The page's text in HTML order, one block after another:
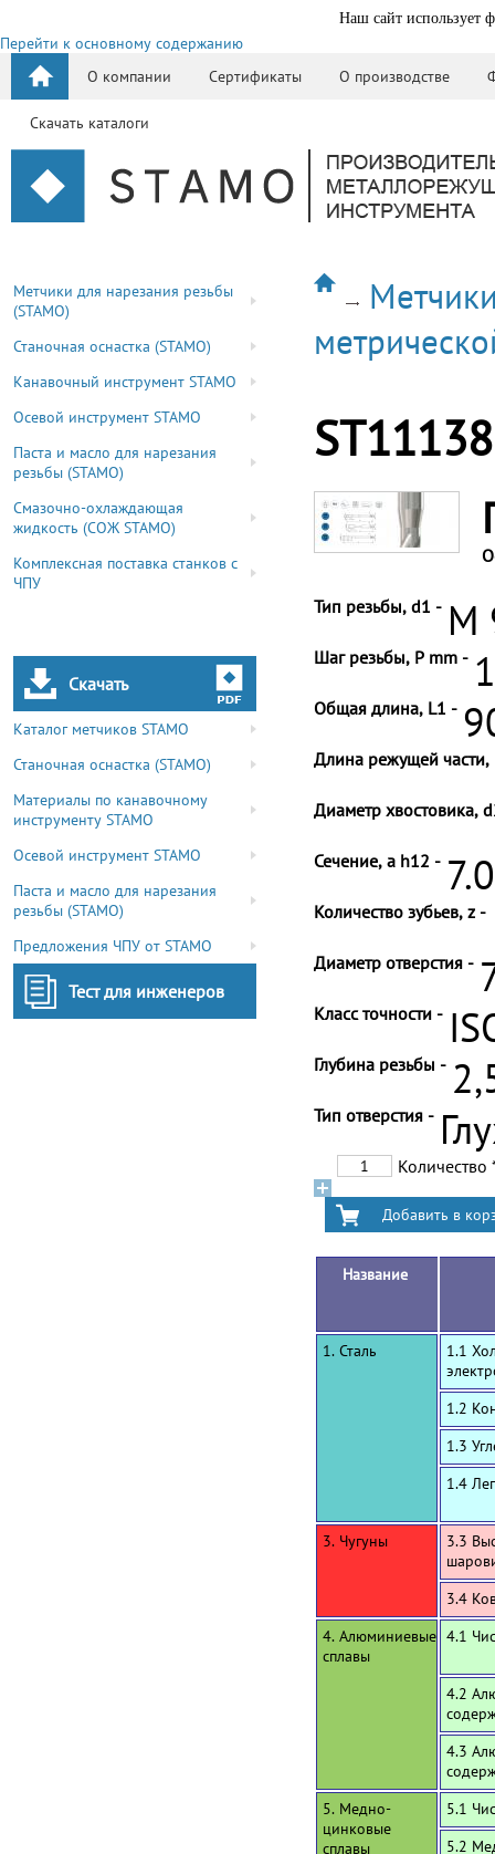
Наш сайт использует
Перейти к основному содержанию
О компании
Сертификаты О производстве
Скачать каталоги
Метчики для нарезания резьбы
(STAMO)
Станочная оснастка (STAMO)
Канавочный инструмент STAMO
Осевой инструмент STAMO
Паста и масло для нарезания
резьбы (STAMO)
Смазочно-охлаждающая
жидкость (СОЖ STAMO)
Комплексная поставка станков с
ЧПУ
Скачать
Каталог метчиков STAMO
Станочная оснастка (STAMO)
Материалы по канавочному
инструменту STAMO
Осевой инструмент STAMO
Паста и масло для нарезания
резьбы (STAMO)
Предложения ЧПУ от STAMO
Тест для инженеров
Тип резьбы, d1 - M
Шаг резьбы, P mm -
Общая длина, L1 -
Длина режущей части,
Диаметр хвостовика,
Сечение, a h12 -
Количество зубьев, z -
Диаметр отверстия -
Класс точности -
Глубина резьбы -
Тип отверстия -
Количество
Название
1. Сталь
1.1
1.2
1.3
1.4
3. Чугуны
3.3
3.4
4. Алюминиевые
сплавы
4.1
4.2
4.3
5. Медно-
цинковые
сплавы
5.1
5.2